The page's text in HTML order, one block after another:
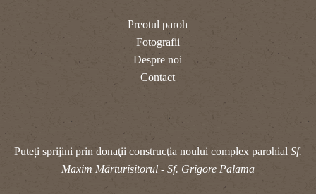
Preotul paroh
Fotografii
Despre noi
Contact
Puteți sprijini prin donaţii construcţia noului complex parohial Sf.
Maxim Mărturisitorul - Sf. Grigore Palama